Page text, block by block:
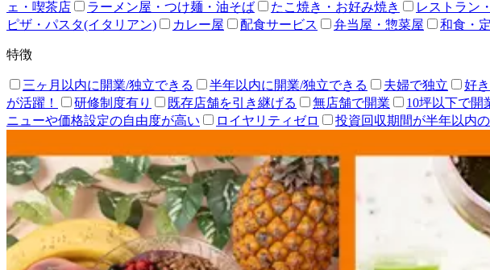
ェ・喫茶店
ラーメン屋・つけ麺・油そば たこ焼き・お好み焼き レストラン
ピザ・パスタ(イタリアン)
カレー屋 配食サービス 弁当屋・惣菜屋 和食・
特徴
三ヶ月以内に開業/独立できる 半年以内に開業/独立できる 夫婦で独立 好
が活躍！
研修制度有り 既存店舗を引き継げる 無店舗で開業 10坪以下で開
ニューや価格設定の自由度が高い
ロイヤリティゼロ 投資回収期間が半年以内